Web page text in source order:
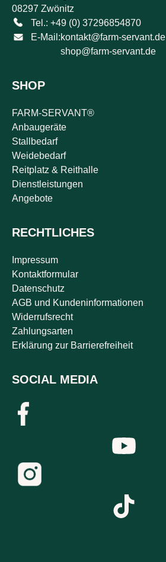
08297 Zwönitz
Tel.: +49 (0) 37296854870
E-Mail:kontakt@farm-servant.de
shop@farm-servant.de
SHOP
FARM-SERVANT®
Anbaugeräte
Stallbedarf
Weidebedarf
Reitplatz & Reithalle
Dienstleistungen
Angebote
RECHTLICHES
Impressum
Kontaktformular
Datenschutz
AGB und Kundeninformationen
Widerrufsrecht
Zahlungsarten
Erklärung zur Barrierefreiheit
SOCIAL MEDIA